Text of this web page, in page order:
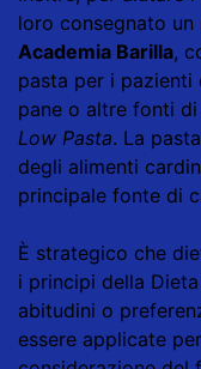
loro consegnato
Academia Barilla,
pasta per i pazienti
pane o altre fonti
Low Pasta. La
degli alimenti
principale fonte di
È strategico che
i principi della
abitudini o
essere applicate